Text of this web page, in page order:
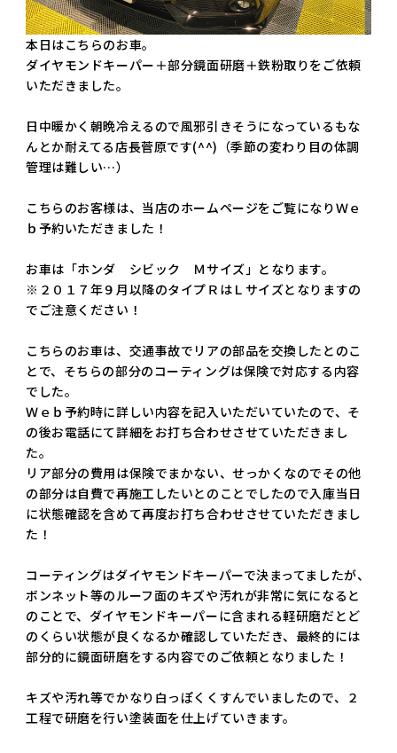
本日はこちらのお車。
ダイヤモンドキーパー＋部分鏡面研磨＋鉄粉取りをご依頼
いただきました。
日中暖かく朝晩冷えるので風邪引きそうになっているもな
んとか耐えてる店長菅原です(^^)（季節の変わり目の体調
管理は難しい…）
こちらのお客様は、当店のホームページをご覧になりＷｅ
ｂ予約いただきました！
お車は「ホンダ シビック Ｍサイズ」となります。
※２０１７年９月以降のタイプＲはＬサイズとなりますの
でご注意ください！
こちらのお車は、交通事故でリアの部品を交換したとのこ
とで、そちらの部分のコーティングは保険で対応する内容
でした。
Ｗｅｂ予約時に詳しい内容を記入いただいていたので、そ
の後お電話にて詳細をお打ち合わせさせていただきまし
た。
リア部分の費用は保険でまかない、せっかくなのでその他
の部分は自費で再施工したいとのことでしたので入庫当日
に状態確認を含めて再度お打ち合わせさせていただきまし
た！
コーティングはダイヤモンドキーパーで決まってましたが、
ボンネット等のルーフ面のキズや汚れが非常に気になると
のことで、ダイヤモンドキーパーに含まれる軽研磨だとど
のくらい状態が良くなるか確認していただき、最終的には
部分的に鏡面研磨をする内容でのご依頼となりました！
キズや汚れ等でかなり白っぽくくすんでいましたので、２
工程で研磨を行い塗装面を仕上げていきます。